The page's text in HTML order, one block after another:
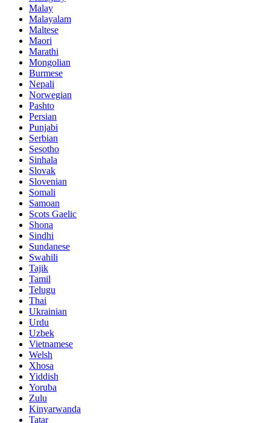
Malay
Malayalam
Maltese
Maori
Marathi
Mongolian
Burmese
Nepali
Norwegian
Pashto
Persian
Punjabi
Serbian
Sesotho
Sinhala
Slovak
Slovenian
Somali
Samoan
Scots Gaelic
Shona
Sindhi
Sundanese
Swahili
Tajik
Tamil
Telugu
Thai
Ukrainian
Urdu
Uzbek
Vietnamese
Welsh
Xhosa
Yiddish
Yoruba
Zulu
Kinyarwanda
Tatar